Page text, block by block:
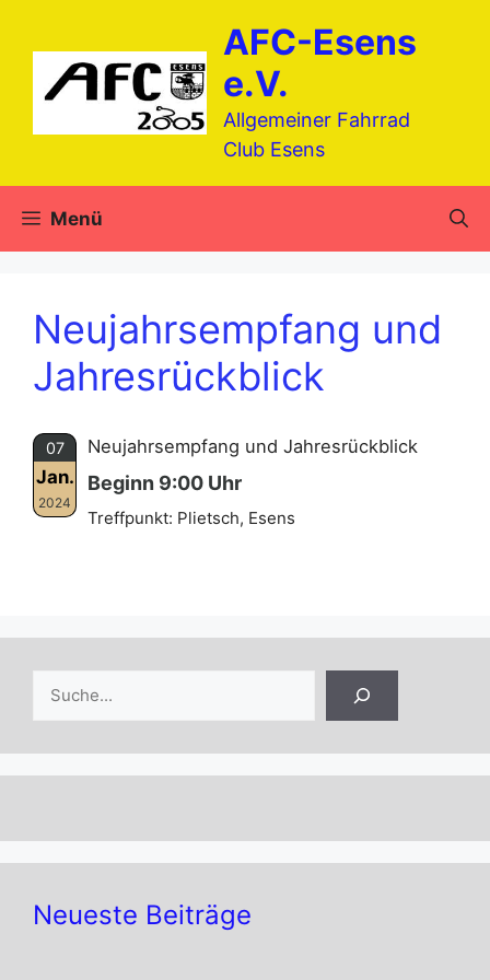
springen
AFC-Esens
e.V.
Allgemeiner Fahrrad
Club Esens
Menü
Neujahrsempfang und
Jahresrückblick
07
Jan.
2024
Neujahrsempfang und Jahresrückblick
Beginn 9:00 Uhr
Treffpunkt: Plietsch, Esens
Neueste Beiträge